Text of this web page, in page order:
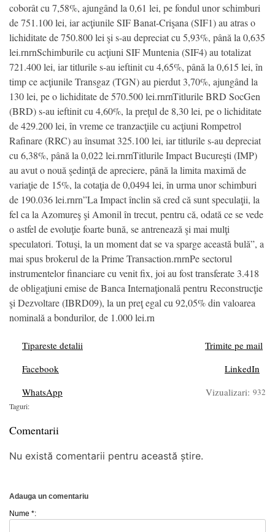
coborât cu 7,58%, ajungând la 0,61 lei, pe fondul unor schimburi
de 751.100 lei, iar acţiunile SIF Banat-Crişana (SIF1) au atras o
lichiditate de 750.800 lei şi s-au depreciat cu 5,93%, până la 0,635
lei.rnrnSchimburile cu acţiuni SIF Muntenia (SIF4) au totalizat
721.400 lei, iar titlurile s-au ieftinit cu 4,65%, până la 0,615 lei, în
timp ce acţiunile Transgaz (TGN) au pierdut 3,70%, ajungând la
130 lei, pe o lichiditate de 570.500 lei.rnrnTitlurile BRD SocGen
(BRD) s-au ieftinit cu 4,60%, la preţul de 8,30 lei, pe o lichiditate
de 429.200 lei, în vreme ce tranzacţiile cu acţiuni Rompetrol
Rafinare (RRC) au însumat 325.100 lei, iar titlurile s-au depreciat
cu 6,38%, până la 0,022 lei.rnrnTitlurile Impact Bucureşti (IMP)
au avut o nouă şedinţă de apreciere, până la limita maximă de
variaţie de 15%, la cotaţia de 0,0494 lei, în urma unor schimburi
de 190.036 lei.rnrn”La Impact înclin să cred că sunt speculaţii, la
fel ca la Azomureş şi Amonil în trecut, pentru că, odată ce se vede
o astfel de evoluţie foarte bună, se antrenează şi mai mulţi
speculatori. Totuşi, la un moment dat se va sparge această bulă”, a
mai spus brokerul de la Prime Transaction.rnrnPe sectorul
instrumentelor financiare cu venit fix, joi au fost transferate 3.418
de obligaţiuni emise de Banca Internaţională pentru Reconstrucţie
şi Dezvoltare (IBRD09), la un preţ egal cu 92,05% din valoarea
nominală a bondurilor, de 1.000 lei.rn
Tipareste detalii
Trimite pe mail
Facebook
LinkedIn
WhatsApp
Vizualizari: 932
Taguri:
Comentarii
Nu există comentarii pentru această știre.
Adauga un comentariu
Nume *: